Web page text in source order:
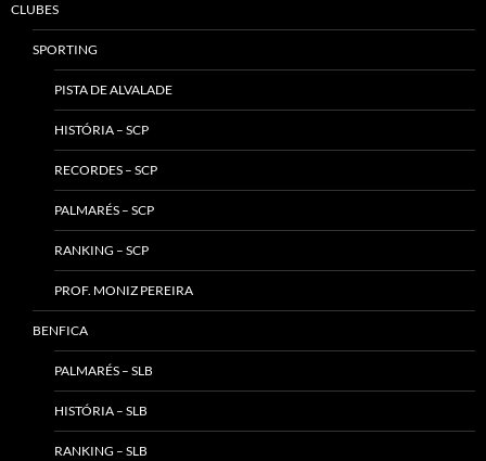
CLUBES
SPORTING
PISTA DE ALVALADE
HISTÓRIA – SCP
RECORDES – SCP
PALMARÉS – SCP
RANKING – SCP
PROF. MONIZ PEREIRA
BENFICA
PALMARÉS – SLB
HISTÓRIA – SLB
RANKING – SLB